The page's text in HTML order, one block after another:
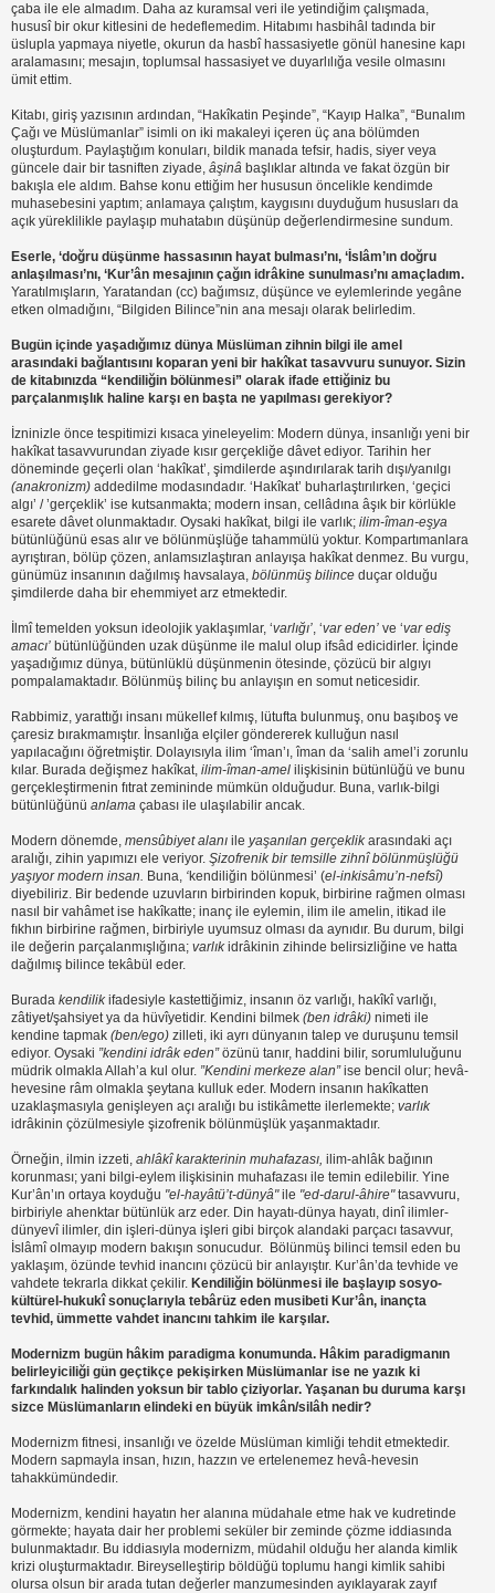
çaba ile ele almadım. Daha az kuramsal veri ile yetindiğim çalışmada,
hususî bir okur kitlesini de hedeflemedim. Hitabımı hasbihâl tadında bir
üslupla yapmaya niyetle, okurun da hasbî hassasiyetle gönül hanesine kapı
aralamasını; mesajın, toplumsal hassasiyet ve duyarlılığa vesile olmasını
ümit ettim.
Kitabı, giriş yazısının ardından, “Hakîkatin Peşinde”, “Kayıp Halka”, “Bunalım
Çağı ve Müslümanlar” isimli on iki makaleyi içeren üç ana bölümden
oluşturdum. Paylaştığım konuları, bildik manada tefsir, hadis, siyer veya
güncele dair bir tasniften ziyade, âşinâ başlıklar altında ve fakat özgün bir
bakışla ele aldım. Bahse konu ettiğim her hususun öncelikle kendimde
muhasebesini yaptım; anlamaya çalıştım, kaygısını duyduğum hususları da
açık yüreklilikle paylaşıp muhatabın düşünüp değerlendirmesine sundum.
Eserle, ‘doğru düşünme hassasının hayat bulması’nı, ‘İslâm’ın doğru
anlaşılması’nı, ‘Kur’ân mesajının çağın idrâkine sunulması’nı amaçladım.
Yaratılmışların, Yaratandan (cc) bağımsız, düşünce ve eylemlerinde yegâne
etken olmadığını, “Bilgiden Bilince”nin ana mesajı olarak belirledim.
Bugün içinde yaşadığımız dünya Müslüman zihnin bilgi ile amel
arasındaki bağlantısını koparan yeni bir hakîkat tasavvuru sunuyor. Sizin
de kitabınızda “kendiliğin bölünmesi” olarak ifade ettiğiniz bu
parçalanmışlık haline karşı en başta ne yapılması gerekiyor?
İzninizle önce tespitimizi kısaca yineleyelim: Modern dünya, insanlığı yeni bir
hakîkat tasavvurundan ziyade kısır gerçekliğe dâvet ediyor. Tarihin her
döneminde geçerli olan ‘hakîkat’, şimdilerde aşındırılarak tarih dışı/yanılgı
(anakronizm) addedilme modasındadır. ‘Hakîkat’ buharlaştırılırken, ‘geçici
algı’ / ’gerçeklik’ ise kutsanmakta; modern insan, cellâdına âşık bir körlükle
esarete dâvet olunmaktadır. Oysaki hakîkat, bilgi ile varlık; ilim-îman-eşya
bütünlüğünü esas alır ve bölünmüşlüğe tahammülü yoktur. Kompartımanlara
ayrıştıran, bölüp çözen, anlamsızlaştıran anlayışa hakîkat denmez. Bu vurgu,
günümüz insanının dağılmış havsalaya, bölünmüş bilince duçar olduğu
şimdilerde daha bir ehemmiyet arz etmektedir.
İlmî temelden yoksun ideolojik yaklaşımlar, ‘varlığı’, ‘var eden’ ve ‘var ediş
amacı’ bütünlüğünden uzak düşünme ile malul olup ifsâd edicidirler. İçinde
yaşadığımız dünya, bütünlüklü düşünmenin ötesinde, çözücü bir algıyı
pompalamaktadır. Bölünmüş bilinç bu anlayışın en somut neticesidir.
Rabbimiz, yarattığı insanı mükellef kılmış, lütufta bulunmuş, onu başıboş ve
çaresiz bırakmamıştır. İnsanlığa elçiler göndererek kulluğun nasıl
yapılacağını öğretmiştir. Dolayısıyla ilim ‘îman’ı, îman da ‘salih amel’i zorunlu
kılar. Burada değişmez hakîkat, ilim-îman-amel ilişkisinin bütünlüğü ve bunu
gerçekleştirmenin fıtrat zemininde mümkün olduğudur. Buna, varlık-bilgi
bütünlüğünü anlama çabası ile ulaşılabilir ancak.
Modern dönemde, mensûbiyet alanı ile yaşanılan gerçeklikarasındaki açı
aralığı, zihin yapımızı ele veriyor. Şizofrenik bir temsille zihnî bölünmüşlüğü
yaşıyor modern insan. Buna, ‘kendiliğin bölünmesi’ (el-inkisâmu’n-nefsî)
diyebiliriz. Bir bedende uzuvların birbirinden kopuk, birbirine rağmen olması
nasıl bir vahâmet ise hakîkatte; inanç ile eylemin, ilim ile amelin, itikad ile
fıkhın birbirine rağmen, birbiriyle uyumsuz olması da aynıdır. Bu durum, bilgi
ile değerin parçalanmışlığına; varlıkidrâkinin zihinde belirsizliğine ve hatta
dağılmış bilince tekâbül eder.
Burada kendilikifadesiyle kastettiğimiz, insanın öz varlığı, hakîkî varlığı,
zâtiyet/şahsiyet ya da hüvîyetidir. Kendini bilmek (ben idrâki) nimeti ile
kendine tapmak (ben/ego) zilleti, iki ayrı dünyanın talep ve duruşunu temsil
ediyor. Oysaki ”kendini idrâk eden”özünü tanır, haddini bilir, sorumluluğunu
müdrik olmakla Allah’a kul olur. ”Kendini merkeze alan”ise bencil olur; hevâ-
hevesine râm olmakla şeytana kulluk eder. Modern insanın hakîkatten
uzaklaşmasıyla genişleyen açı aralığı bu istikâmette ilerlemekte; varlık
idrâkinin çözülmesiyle şizofrenik bölünmüşlük yaşanmaktadır.
Örneğin, ilmin izzeti, ahlâkî karakterinin muhafazası, ilim-ahlâk bağının
korunması; yani bilgi-eylem ilişkisinin muhafazası ile temin edilebilir. Yine
Kur’ân’ın ortaya koyduğu "el-hayâtü’t-dünyâ"ile "ed-darul-âhire"tasavvuru,
birbiriyle ahenktar bütünlük arz eder. Din hayatı-dünya hayatı, dinî ilimler-
dünyevî ilimler, din işleri-dünya işleri gibi birçok alandaki parçacı tasavvur,
İslâmî olmayıp modern bakışın sonucudur. Bölünmüş bilinci temsil eden bu
yaklaşım, özünde tevhid inancını çözücü bir anlayıştır. Kur’ân’da tevhide ve
vahdete tekrarla dikkat çekilir. Kendiliğin bölünmesi ile başlayıp sosyo-
kültürel-hukukî sonuçlarıyla tebârüz eden musibeti Kur’ân, inançta
tevhid, ümmette vahdet inancını tahkim ile karşılar.
Modernizm bugün hâkim paradigma konumunda. Hâkim paradigmanın
belirleyiciliği gün geçtikçe pekişirken Müslümanlar ise ne yazık ki
farkındalık halinden yoksun bir tablo çiziyorlar. Yaşanan bu duruma karşı
sizce Müslümanların elindeki en büyük imkân/silâh nedir?
Modernizm fitnesi, insanlığı ve özelde Müslüman kimliği tehdit etmektedir.
Modern sapmayla insan, hızın, hazzın ve ertelenemez hevâ-hevesin
tahakkümündedir.
Modernizm, kendini hayatın her alanına müdahale etme hak ve kudretinde
görmekte; hayata dair her problemi seküler bir zeminde çözme iddiasında
bulunmaktadır. Bu iddiasıyla modernizm, müdahil olduğu her alanda kimlik
krizi oluşturmaktadır. Bireyselleştirip böldüğü toplumu hangi kimlik sahibi
olursa olsun bir arada tutan değerler manzumesinden ayıklayarak zayıf